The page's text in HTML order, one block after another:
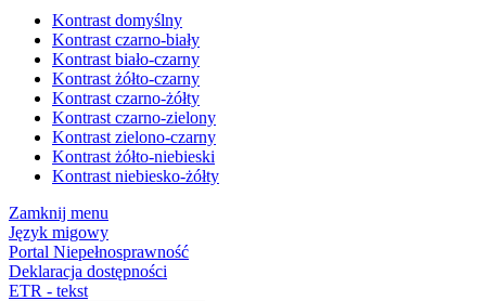
Kontrast domyślny
Kontrast czarno-biały
Kontrast biało-czarny
Kontrast żółto-czarny
Kontrast czarno-żółty
Kontrast czarno-zielony
Kontrast zielono-czarny
Kontrast żółto-niebieski
Kontrast niebiesko-żółty
Zamknij menu
Język migowy
Portal Niepełnosprawność
Deklaracja dostępności
ETR - tekst